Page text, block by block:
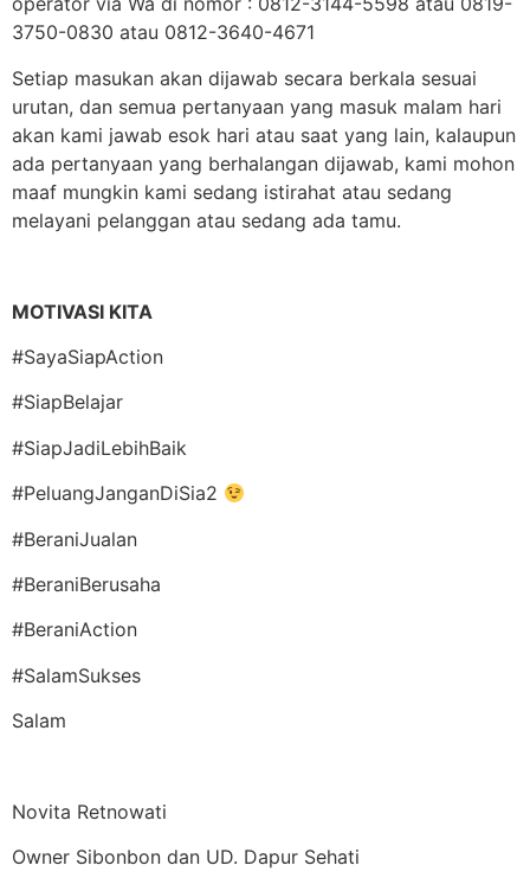
3750-0830 atau 0812-3640-4671
Setiap masukan akan dijawab secara berkala sesuai
urutan, dan semua pertanyaan yang masuk malam hari
akan kami jawab esok hari atau saat yang lain, kalaupun
ada pertanyaan yang berhalangan dijawab, kami mohon
maaf mungkin kami sedang istirahat atau sedang
melayani pelanggan atau sedang ada tamu.
MOTIVASI KITA
#SayaSiapAction
#SiapBelajar
#SiapJadiLebihBaik
#PeluangJanganDiSia2
#BeraniJualan
#BeraniBerusaha
#BeraniAction
#SalamSukses
Salam
Novita Retnowati
Owner Sibonbon dan UD. Dapur Sehati